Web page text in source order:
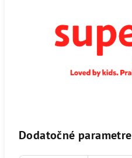
Dodatočné parametre